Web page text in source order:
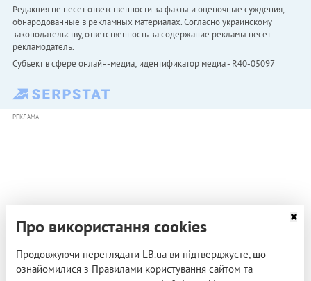
Редакция не несет ответственности за факты и оценочные суждения,
обнародованные в рекламных материалах. Согласно украинскому
законодательству, ответственность за содержание рекламы несет
рекламодатель.
Субъект в сфере онлайн-медиа; идентификатор медиа - R40-05097
РЕКЛАМА
Про використання cookies
Продовжуючи переглядати LB.ua ви підтверджуєте, що
ознайомилися з Правилами користування сайтом та